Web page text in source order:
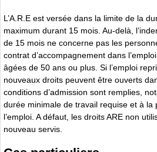
L’A.R.E est versée dans la limite de la
maximum durant 15 mois. Au-delà,
de 15 mois ne concerne pas les
contrat d’accompagnement dans
âgées de 50 ans ou plus. Si l’emploi
nouveaux droits peuvent être ouverts
conditions d’admission sont remplies,
durée minimale de travail requise et à la
l’emploi. A défaut, les droits ARE non
nouveau servis.